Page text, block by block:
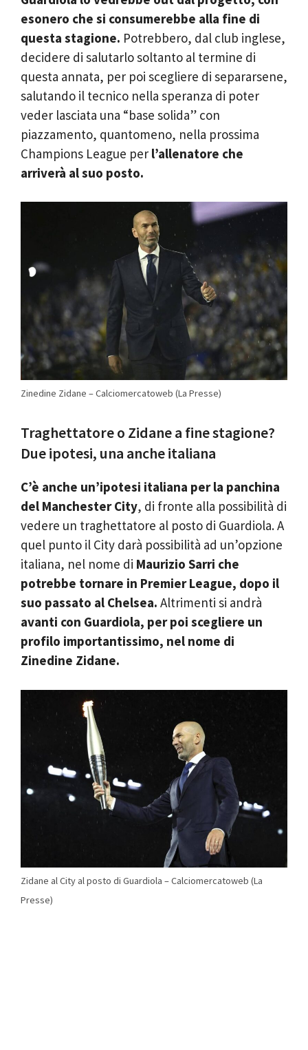
esonero che si consumerebbe alla fine di
questa stagione. Potrebbero, dal club inglese,
decidere di salutarlo soltanto al termine di
questa annata, per poi scegliere di separarsene,
salutando il tecnico nella speranza di poter
veder lasciata una “base solida” con
piazzamento, quantomeno, nella prossima
Champions League per l’allenatore che
arriverà al suo posto.
Zinedine Zidane – Calciomercatoweb (La Presse)
Traghettatore o Zidane a fine stagione?
Due ipotesi, una anche italiana
C’è anche un’ipotesi italiana per la panchina
del Manchester City, di fronte alla possibilità di
vedere un traghettatore al posto di Guardiola. A
quel punto il City darà possibilità ad un’opzione
italiana, nel nome di Maurizio Sarri che
potrebbe tornare in Premier League, dopo il
suo passato al Chelsea. Altrimenti si andrà
avanti con Guardiola, per poi scegliere un
profilo importantissimo, nel nome di
Zinedine Zidane.
Zidane al City al posto di Guardiola – Calciomercatoweb (La
Presse)